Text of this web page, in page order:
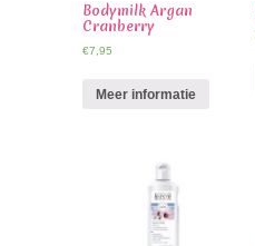
Bodymilk Argan
Cranberry
€7,95
Meer informatie